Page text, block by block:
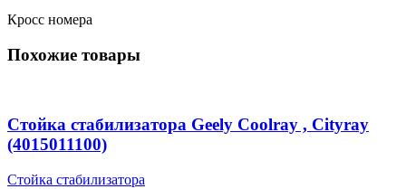
Кросс номера
Похожие товары
Стойка стабилизатора Geely Coolray , Cityray
(4015011100)
Стойка стабилизатора